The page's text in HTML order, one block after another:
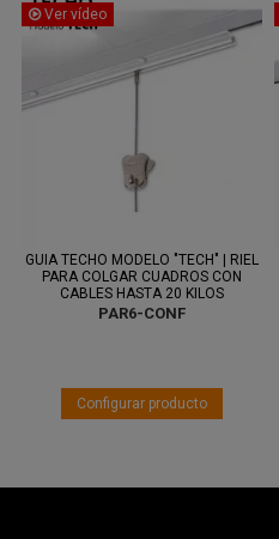
Ver vídeo
y 13 ago.
GUIA TECHO MODELO "TECH" | RIEL
PARA COLGAR CUADROS CON
CABLES HASTA 20 KILOS
PAR6-CONF